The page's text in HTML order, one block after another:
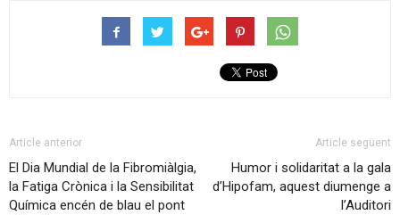
Article anterior
El Dia Mundial de la Fibromiàlgia,
la Fatiga Crònica i la Sensibilitat
Química encén de blau el pont
Article següent
Humor i solidaritat a la gala
d’Hipofam, aquest diumenge a
l’Auditori